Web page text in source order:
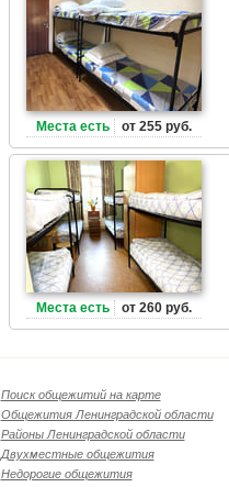
Места есть от 255 руб.
Места есть от 260 руб.
Поиск общежитий на карте
Общежития Ленинградской области
Районы Ленинградской области
Двухместные общежития
Недорогие общежития